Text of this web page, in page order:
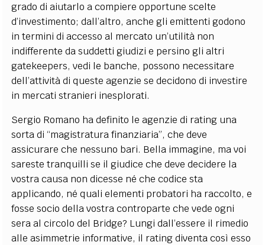
grado di aiutarlo a compiere opportune scelte
d’investimento; dall’altro, anche gli emittenti godono
in termini di accesso al mercato un’utilità non
indifferente da suddetti giudizi e persino gli altri
gatekeepers, vedi le banche, possono necessitare
dell’attività di queste agenzie se decidono di investire
in mercati stranieri inesplorati.
Sergio Romano ha definito le agenzie di rating una
sorta di “magistratura finanziaria”, che deve
assicurare che nessuno bari. Bella immagine, ma voi
sareste tranquilli se il giudice che deve decidere la
vostra causa non dicesse né che codice sta
applicando, né quali elementi probatori ha raccolto, e
fosse socio della vostra controparte che vede ogni
sera al circolo del Bridge? Lungi dall’essere il rimedio
alle asimmetrie informative, il rating diventa così esso